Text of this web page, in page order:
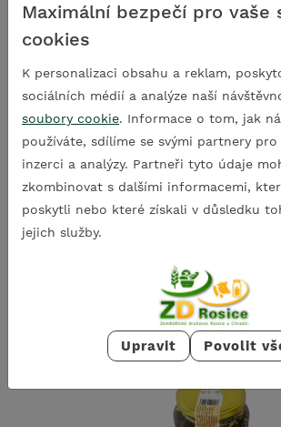
ŠNEK PUDING
Maximální bezpečí pro vaše
cookies
K personalizaci obsahu a reklam,
sociálních médií a analýze naší
soubory cookie. Informace o tom, jak
používáte, sdílíme se svými partnery
inzerci a analýzy. Partneři tyto údaje
zkombinovat s dalšími informacemi,
poskytli nebo které získali v důsledku
jejich služby.
Upravit Povolit